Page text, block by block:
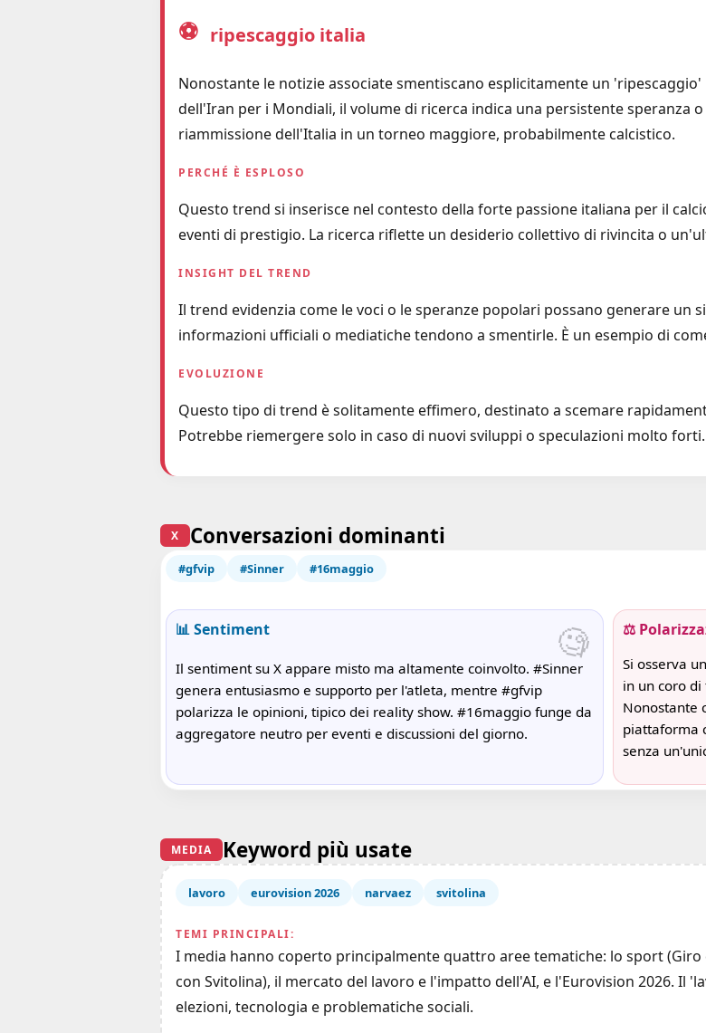
⚽ ripescaggio italia
Nonostante le notizie associate smentiscano esplicitamente un
dell'Iran per i Mondiali, il volume di ricerca indica una persistente speranza
riammissione dell'Italia in un torneo maggiore, probabilmente calcistico.
PERCHÉ È ESPLOSO
Questo trend si inserisce nel contesto della forte passione italiana per il
eventi di prestigio. La ricerca riflette un desiderio collettivo di rivincita o
INSIGHT DEL TREND
Il trend evidenzia come le voci o le speranze popolari possano generare un
informazioni ufficiali o mediatiche tendono a smentirle. È un esempio di
EVOLUZIONE
Questo tipo di trend è solitamente effimero, destinato a scemare
Potrebbe riemergere solo in caso di nuovi sviluppi o speculazioni molto forti.
X Conversazioni dominanti
#gfvip #Sinner #16maggio
🧐
📊 Sentiment
Il sentiment su X appare misto ma altamente coinvolto. #Sinner
genera entusiasmo e supporto per l'atleta, mentre #gfvip
polarizza le opinioni, tipico dei reality show. #16maggio funge da
aggregatore neutro per eventi e discussioni del giorno.
⚖️
Si osserva
in un coro
Nonostante
piattaforma
senza
MEDIA Keyword più usate
lavoro eurovision 2026 narvaez svitolina
TEMI PRINCIPALI:
I media hanno coperto principalmente quattro aree tematiche: lo sport
con Svitolina), il mercato del lavoro e l'impatto dell'AI, e l'Eurovision 2026. Il
elezioni, tecnologia e problematiche sociali.